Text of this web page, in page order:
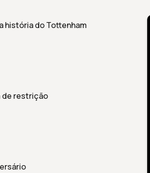
história do Tottenham
de restrição